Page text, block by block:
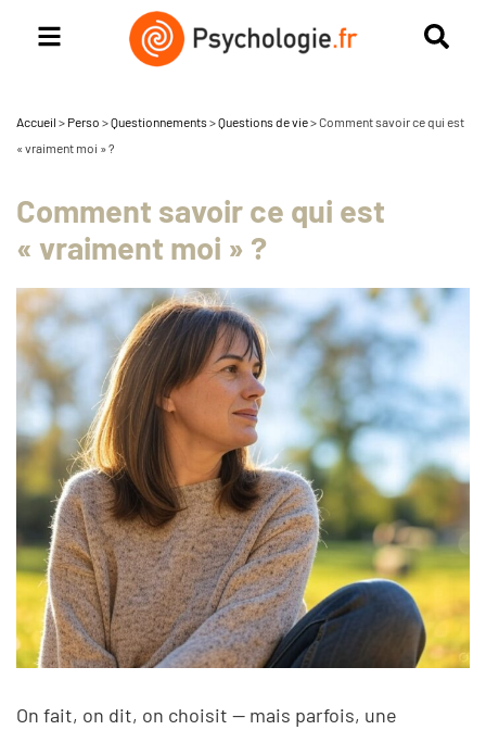
Accueil > Perso >Questionnements >Questions de vie>Comment savoir ce qui est
« vraiment moi » ?
Comment savoir ce qui est
« vraiment moi » ?
On fait, on dit, on choisit — mais parfois, une